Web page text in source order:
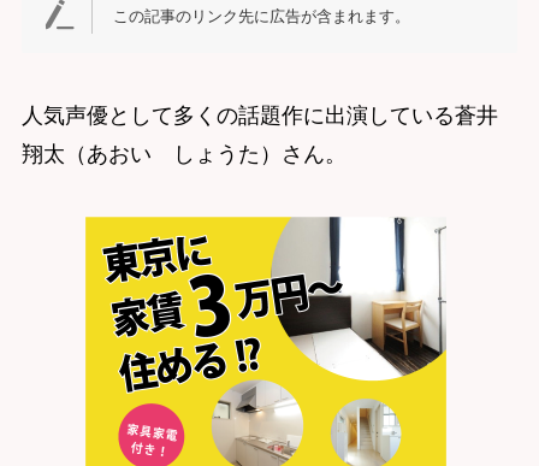
この記事のリンク先に広告が含まれます。
人気声優として多くの話題作に出演している蒼井
翔太（あおい しょうた）さん。